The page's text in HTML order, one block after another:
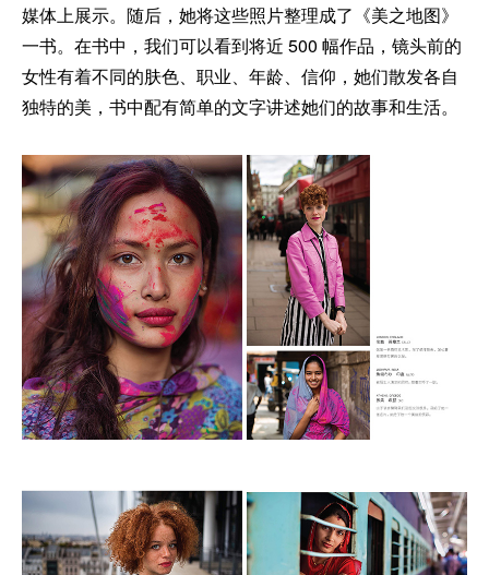
媒体上展示。随后，她将这些照片整理成了《美之地图》
一书。在书中，我们可以看到将近 500 幅作品，镜头前的
女性有着不同的肤色、职业、年龄、信仰，她们散发各自
独特的美，书中配有简单的文字讲述她们的故事和生活。